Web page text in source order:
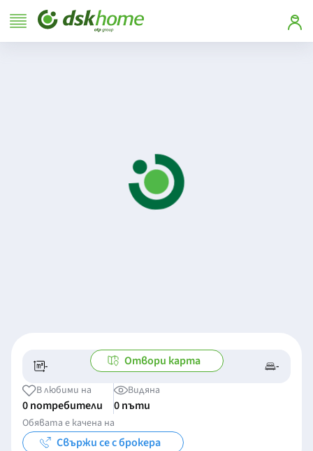
- -/- -
Отвори карта
В любими на
0 потребители
Видяна
0 пъти
Обявата е качена на
Свържи се с брокера